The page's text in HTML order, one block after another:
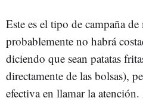
Este es el tipo de campaña
probablemente no habrá
diciendo que sean patatas
directamente de las bolsas),
efectiva en llamar la